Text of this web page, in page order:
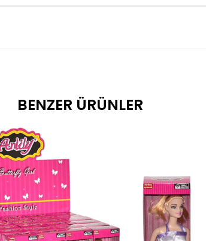
BENZER ÜRÜNLER